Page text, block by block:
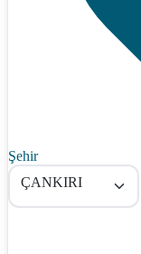
Şehir
ÇANKIRI